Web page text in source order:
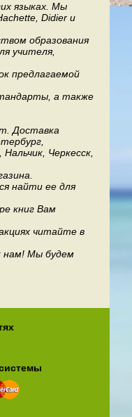
языках. Мы
Didier и
образования
учителя,
предлагаемой
а также
Доставка
Черкесск,
найти ее для
книг Вам
читайте в
нам! Мы будем